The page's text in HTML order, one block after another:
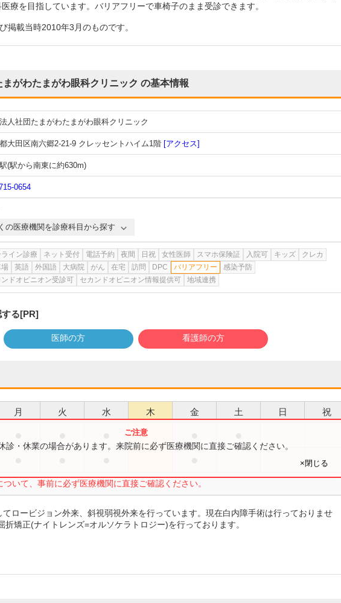
療を目指しています。バリアフリーで車椅子のまま受診できます。
掲載当時2010年3月のものです。
まがわたまがわ眼科クリニック の基本情報
人社団たまがわたまがわ眼科クリニック
大田区南六郷2-21-9 クレッセントハイム1階 [アクセス]
(駅から南東に約630m)
0654
の医療機関を診療科目から探す
ライン診療 ネット受付 電話予約 夜間 日祝 女性医師 スマホ保険証 入院可 キッズ
クレカ
英語 外国語 大病院 がん 在宅 訪問 DPC バリアフリー
感染予防
ンドオピニオン受診可
セカンドオピニオン情報提供可 地域連携
る[PR]
医師の方 看護師の方
月 火 水 木 金 土 日 祝
いて、事前に必ず医療機関に直接ご確認ください。
診・休業の場合があります。来院前に必ず医療機関に直接ご確認ください。
×閉じる
てロービジョン外来、斜視弱視外来を行っています。現在白内障手術は行っておりませ
折矯正(ナイトレンズ=オルソケラトロジー)を行っております。